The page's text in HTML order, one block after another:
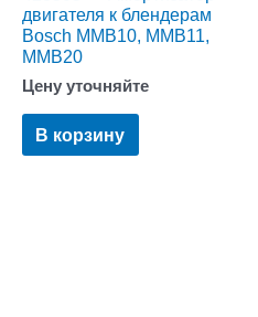
двигателя к блендерам
Bosch MMB10, MMB11,
MMB20
Цену уточняйте
В корзину